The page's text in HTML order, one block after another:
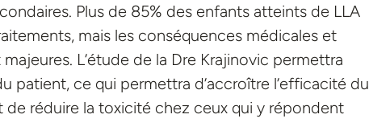
Plus de 85% des enfants atteints de LLA
mais les conséquences médicales et
L’étude de la Dre Krajinovic permettra
patient, ce qui permettra d’accroître l’efficacité du
réduire la toxicité chez ceux qui y répondent